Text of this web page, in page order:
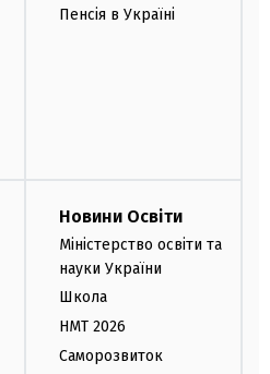
Пенсія в Україні
Новини Освіти
Міністерство освіти та
науки України
Школа
НМТ 2026
Саморозвиток